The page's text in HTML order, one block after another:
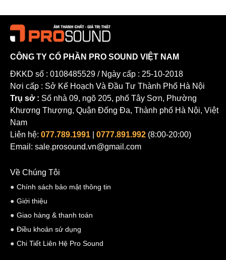
Mô phỏng nguồn âm thanh
· Tần số: s/- 0.1dB (20 đến 30kHz)
· Dải động: 115dB điển hình (không trọng lượng)
· Tỷ lệ ức chế chế độ phổ biến: sgt;40dB (20 đến 10kHz)
· Crosstalk: -lt; -100dB
· Biến dạng: 0.002% (1kHz s4dBu)
Nguồn âm thanh kỹ thuật số
· Tốc độ lấy mẫu: 96kHz
· ADC/DAC: Chip hiệu suất cao 24 bit
· Thời gian trễ chuyển: 1.5ms;
Thông số điều chỉnh âm thanh
CÔNG TY CỔ PHẦN PRO SOUND VIỆT NAM
ĐKKD số : 0108485529 / Ngày cấp : 25-10-2018
Nơi cấp : Sở Kế Hoạch Và Đầu Tư Thành Phố Hà Nội
Trụ sở : Số nhà 09, ngõ 205, phố Tây Sơn, Phường
Khương Thượng, Quận Đống Đa, Thành phố Hà Nội, Việt
Nam
Liên hệ: 077.789.1991 0777.891.992 (8:00-20:00)
Email: sale.prosound.vn@gmail.com
Về Chúng Tôi
Chính sách bảo mật thông tin
Giới thiệu
Giao hàng & thanh toán
Điều khoản sử dụng
Chi Tiết Liên Hệ Pro Sound